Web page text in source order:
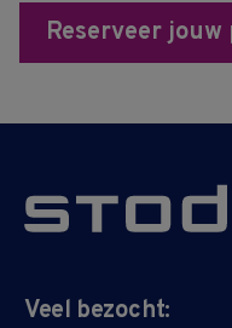
Reserveer jouw
Veel bezocht: